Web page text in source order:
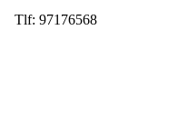
Tlf: 97176568